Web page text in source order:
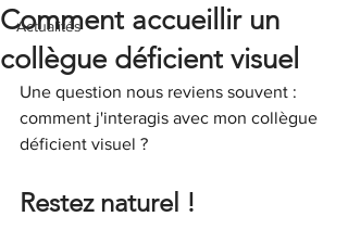
Actualités
Comment accueillir un
collègue déficient visuel
Une question nous reviens souvent :
comment j'interagis avec mon collègue
déficient visuel ?
Restez naturel !